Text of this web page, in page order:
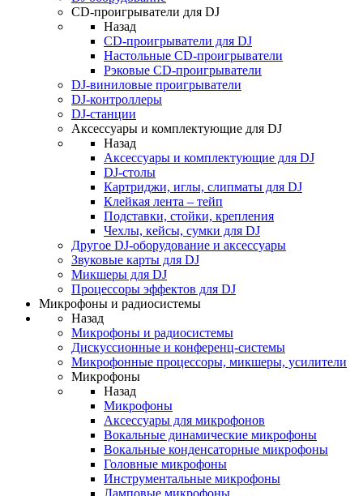
CD-проигрыватели для DJ
Назад
CD-проигрыватели для DJ
Настольные CD-проигрыватели
Рэковые CD-проигрыватели
DJ-виниловые проигрыватели
DJ-контроллеры
DJ-станции
Аксессуары и комплектующие для DJ
Назад
Аксессуары и комплектующие для DJ
DJ-столы
Картриджи, иглы, слипматы для DJ
Клейкая лента – тейп
Подставки, стойки, крепления
Чехлы, кейсы, сумки для DJ
Другое DJ-оборудование и аксессуары
Звуковые карты для DJ
Микшеры для DJ
Процессоры эффектов для DJ
Микрофоны и радиосистемы
Назад
Микрофоны и радиосистемы
Дискуссионные и конференц-системы
Микрофонные процессоры, микшеры, усилители
Микрофоны
Назад
Микрофоны
Аксессуары для микрофонов
Вокальные динамические микрофоны
Вокальные конденсаторные микрофоны
Головные микрофоны
Инструментальные микрофоны
Ламповые микрофоны